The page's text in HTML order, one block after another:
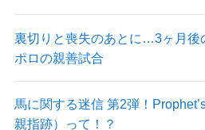
裏切りと喪失のあとに…3ヶ月後
ポロの親善試合
馬に関する迷信 第2弾！
親指跡）って！？